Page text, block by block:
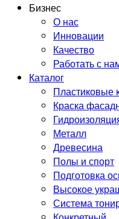
Бизнес
О нас
Инновации
Качество
Работать с
Каталог
Пластиковые
Краска
Металл
Древесина
Полы и спорт
Подготовка
Высокое
Система